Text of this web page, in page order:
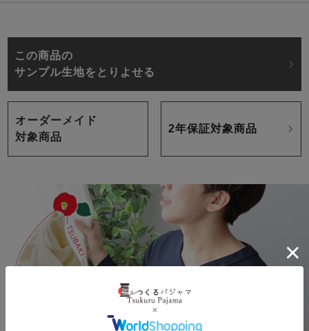
この商品の
サンプル生地をとりよせる
オーダーメイド
対象商品
2年保証対象商品